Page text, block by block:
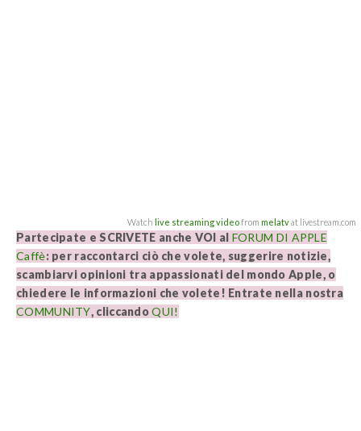
Watch live streaming videofrom melatvat livestream.com
Partecipate e SCRIVETE anche VOI al FORUM DI APPLE
Caffè: per raccontarci ciò che volete, suggerire notizie,
scambiarvi opinioni tra appassionati del mondo Apple, o
chiedere le informazioni che volete! Entrate nella nostra
COMMUNITY, cliccandoQUI!